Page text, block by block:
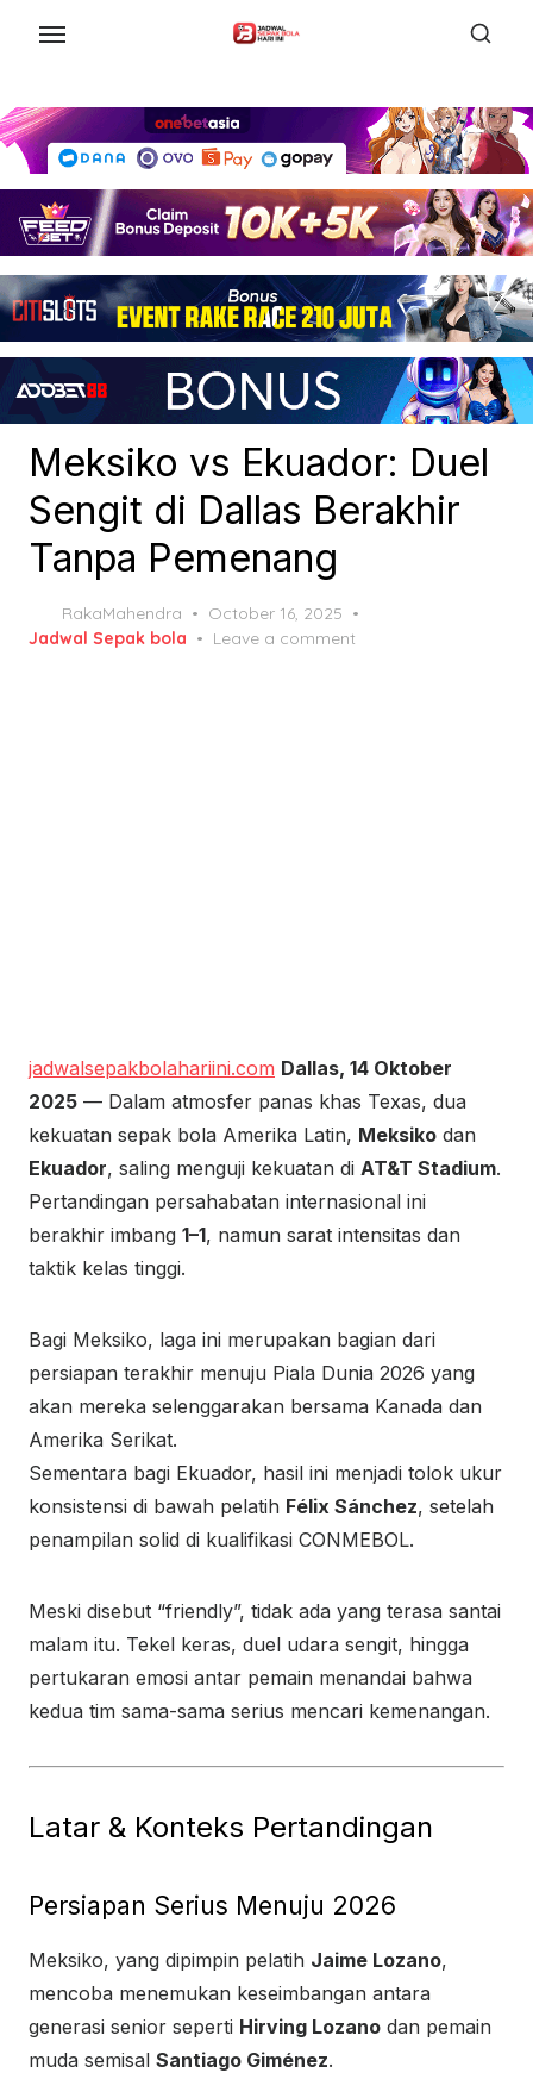
content
Meksiko vs Ekuador: Duel
Sengit di Dallas Berakhir
Tanpa Pemenang
RakaMahendra
Posted
on
October 16, 2025
Jadwal Sepak bola
Leave a comment
jadwalsepakbolahariini.com Dallas, 14 Oktober
2025 — Dalam atmosfer panas khas Texas, dua
kekuatan sepak bola Amerika Latin, Meksiko dan
Ekuador, saling menguji kekuatan di AT&T Stadium.
Pertandingan persahabatan internasional ini
berakhir imbang 1–1, namun sarat intensitas dan
taktik kelas tinggi.
Bagi Meksiko, laga ini merupakan bagian dari
persiapan terakhir menuju Piala Dunia 2026 yang
akan mereka selenggarakan bersama Kanada dan
Amerika Serikat.
Sementara bagi Ekuador, hasil ini menjadi tolok ukur
konsistensi di bawah pelatih Félix Sánchez, setelah
penampilan solid di kualifikasi CONMEBOL.
Meski disebut “friendly”, tidak ada yang terasa santai
malam itu. Tekel keras, duel udara sengit, hingga
pertukaran emosi antar pemain menandai bahwa
kedua tim sama-sama serius mencari kemenangan.
Latar & Konteks Pertandingan
Persiapan Serius Menuju 2026
Meksiko, yang dipimpin pelatih Jaime Lozano,
mencoba menemukan keseimbangan antara
generasi senior seperti Hirving Lozano dan pemain
muda semisal Santiago Giménez.